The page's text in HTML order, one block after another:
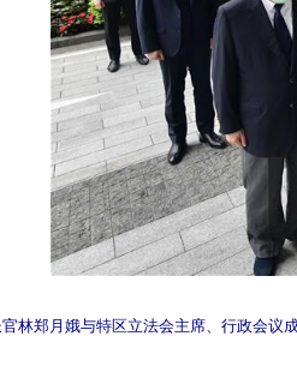
林郑月娥与特区立法会主席、行政会